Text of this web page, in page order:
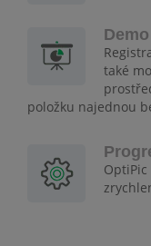
také
položku najednou